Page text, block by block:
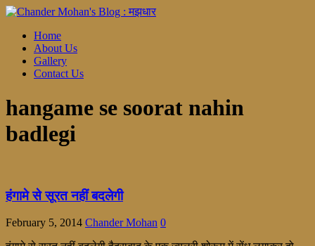
Home
About Us
Gallery
Contact Us
hangame se soorat nahin
badlegi
हंगामे से सूरत नहीं बदलेगी
February 5, 2014 Chander Mohan 0